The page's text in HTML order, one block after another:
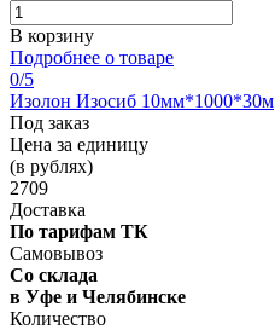
В корзину
Подробнее о товаре
0/5
Изолон Изосиб 10мм*1000*30м
Под заказ
Цена за единицу
(в рублях)
2709
Доставка
По тарифам ТК
Самовывоз
Со склада
в Уфе и Челябинске
Количество